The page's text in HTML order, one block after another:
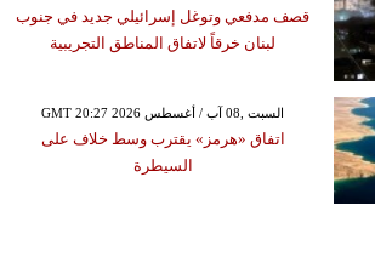
قصف مدفعي وتوغل إسرائيلي جديد في جنوب
لبنان خرقاً لاتفاق المناطق التجريبية
GMT 20:27 2026 السبت ,08 آب / أغسطس
اتفاق «هرمز» يقترب وسط خلاف على
السيطرة